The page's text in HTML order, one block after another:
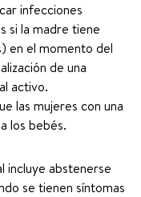
infecciones
si la madre tiene
en el momento del
de una
activo.
las mujeres con una
los bebés.
incluye abstenerse
se tienen síntomas